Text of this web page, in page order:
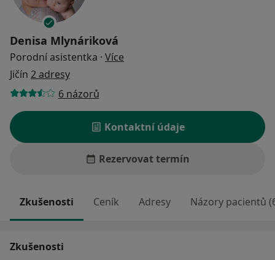
Denisa Mlynáriková
Porodní asistentka · Více
Jičín 2 adresy
6 názorů
Kontaktní údaje
Rezervovat termín
Zkušenosti Ceník Adresy Názory pacientů
Zkušenosti